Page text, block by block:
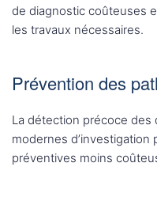
de diagnostic coûteuses
les travaux nécessaires.
Prévention des
La détection précoce des
modernes
préventives moins